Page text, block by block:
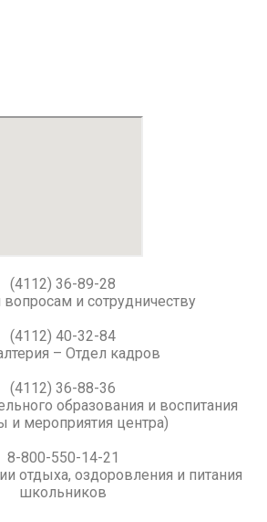
(4112) 36-89-28
и сотрудничеству
(4112) 40-32-84
– Отдел кадров
(4112) 36-88-36
образования и воспитания
и мероприятия центра)
8-800-550-14-21
отдыха, оздоровления и питания
школьников